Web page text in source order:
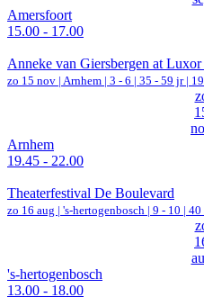
Amersfoort
15.00 - 17.00
Anneke van Giersbergen at
zo 15 nov | Arnhem | 3 - 6 | 35 - 59 jr |
Arnhem
19.45 - 22.00
Theaterfestival De Boulevard
zo 16 aug | 's-hertogenbosch | 9 - 10 | 40
's-hertogenbosch
13.00 - 18.00